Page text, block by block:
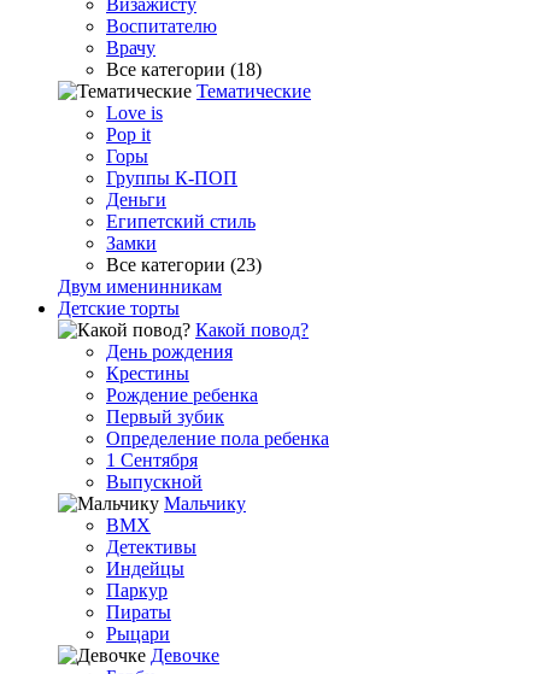
Визажисту
Воспитателю
Врачу
Все категории (18)
Тематические
Love is
Pop it
Горы
Группы К-ПОП
Деньги
Египетский стиль
Замки
Все категории (23)
Двум именинникам
Детские торты
Какой повод?
День рождения
Крестины
Рождение ребенка
Первый зубик
Определение пола ребенка
1 Сентября
Выпускной
Мальчику
BMX
Детективы
Индейцы
Паркур
Пираты
Рыцари
Девочке